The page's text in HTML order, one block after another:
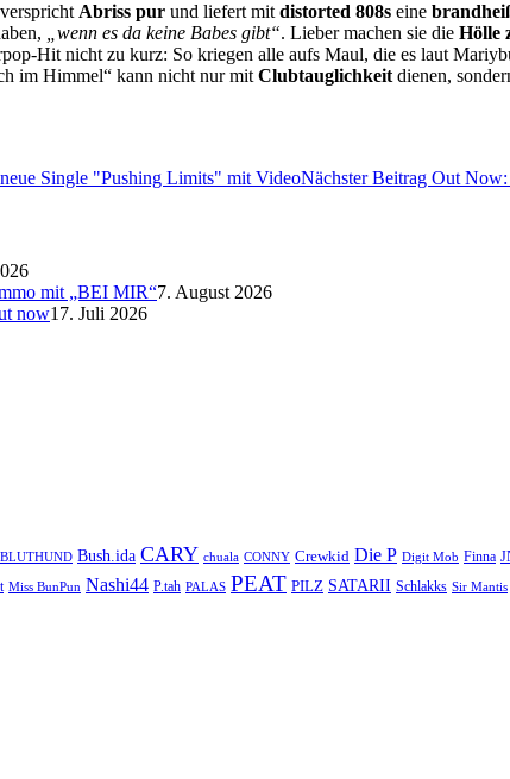
versprichtAbriss pur und liefert mitdistorted 808s eine
„wenn es da keine Babes gibt“. Lieber machen sie die Hölle
Hit nicht zu kurz: So kriegen alle aufs Maul, die es laut
im Himmel“ kann nicht nur mitClubtauglichkeitdienen,
Single "Pushing Limits" mit VideoNächster Beitrag Out Now:
mit „BEI MIR“7. August 2026
now17. Juli 2026
BLUTHUND Bush.ida CARY chuala CONNY Crewkid Die P Digit Mob Finna
Miss BunPun Nashi44 P.tah PALAS PEAT PILZ SATARII Schlakks Sir Mantis